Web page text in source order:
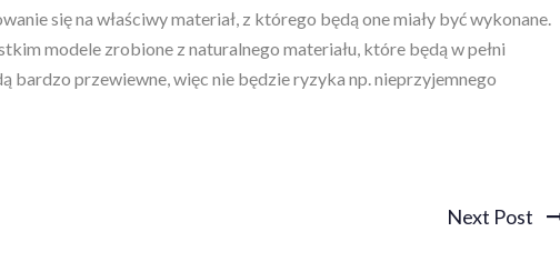
się na właściwy materiał, z którego będą one miały być wykonane.
modele zrobione z naturalnego materiału, które będą w pełni
bardzo przewiewne, więc nie będzie ryzyka np. nieprzyjemnego
Next Post